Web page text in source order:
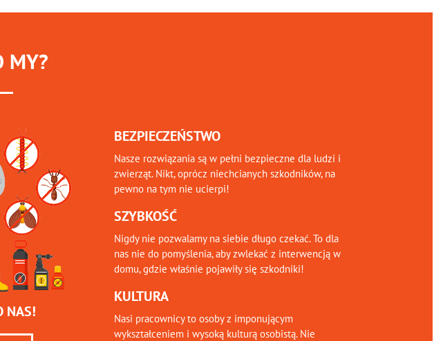
MY?
NAS!
BEZPIECZEŃSTWO
Nasze rozwiązania są w pełni bezpieczne dla ludzi i
zwierząt. Nikt, oprócz niechcianych szkodników, na
pewno na tym nie ucierpi!
SZYBKOŚĆ
Nigdy nie pozwalamy na siebie długo czekać. To dla
nas nie do pomyślenia, aby zwlekać z interwencją w
domu, gdzie właśnie pojawiły się szkodniki!
KULTURA
Nasi pracownicy to osoby z imponującym
wykształceniem i wysoką kulturą osobistą. Nie